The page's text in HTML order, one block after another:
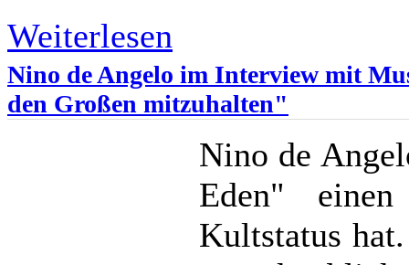
Weiterlesen
Nino de Angelo im Interview mit
den Großen mitzuhalten"
Nino de
Eden"
Kultstatus